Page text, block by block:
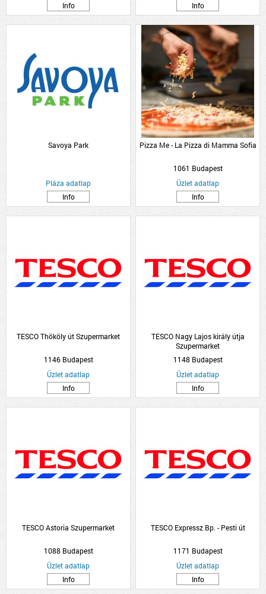
Info
Info
Savoya Park
Pláza adatlap
Info
Pizza Me - La Pizza di Mamma Sofia
1061 Budapest
Üzlet adatlap
Info
TESCO Thököly út Szupermarket
1146 Budapest
Üzlet adatlap
Info
TESCO Nagy Lajos király útja
Szupermarket
1148 Budapest
Üzlet adatlap
Info
TESCO Astoria Szupermarket
1088 Budapest
Üzlet adatlap
Info
TESCO Expressz Bp. - Pesti út
1171 Budapest
Üzlet adatlap
Info